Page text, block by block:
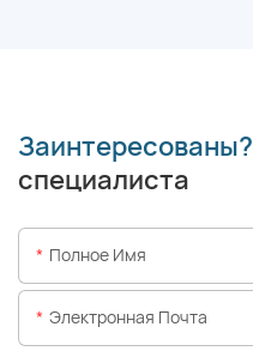
Заинтересованы?
специалиста
Полное Имя
Электронная Почта